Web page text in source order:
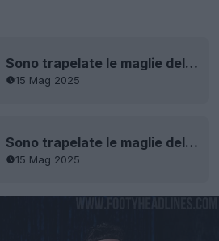
Sono trapelate le maglie della Coppa del Mondo per Club e della Coppa del Mondo per Club in trasferta del Rayados 2025
15 Mag 2025
Sono trapelate le maglie della Coppa del Mondo per Club e della Coppa del Mondo per Club in trasferta del Rayados 2025
15 Mag 2025